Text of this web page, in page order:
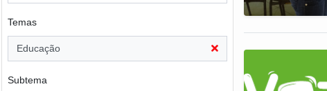
Temas
Educação
Subtema